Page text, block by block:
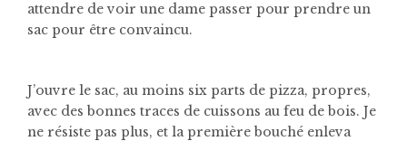
attendre de voir une dame passer pour prendre un
sac pour être convaincu.
J’ouvre le sac, au moins six parts de pizza, propres,
avec des bonnes traces de cuissons au feu de bois. Je
ne résiste pas plus, et la première bouché enleva